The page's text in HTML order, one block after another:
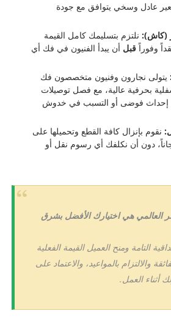
عادل وسخي يتوافق مع جودة
(كاش):نلتزم بتسليمك كامل القيمة
وفوراًقبل أن يبدأ الفنيون في فك أي
يتولى نجارون وفنيون متخصصون فك
بحرفية عالية، مع فصل توصيلات
إحداث فوضى أو التسبب في خدوش
نقوم بإنزال كافة القطع وتحميلها على
دون أن نكلفك أي رسوم نقل أو
العالمي هي اختيارك الأفضل بشرق
التامة ومنح العميل القيمة الفعلية
والالتزام بالمواعيد، والاعتماد على
أثناء العمل.